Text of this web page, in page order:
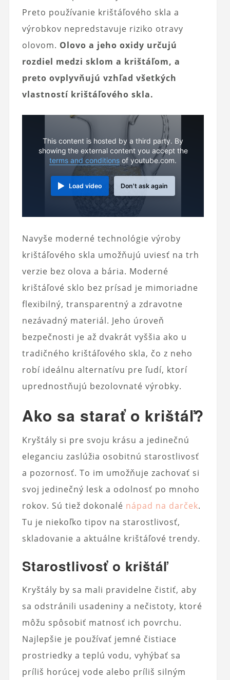
Preto používanie krištáľového skla a
výrobkov nepredstavuje riziko otravy
olovom. Olovo a jeho oxidy určujú
rozdiel medzi sklom a krištáľom, a
preto ovplyvňujú vzhľad všetkých
vlastností krištáľového skla.
This content is hosted by a third party. By
showing the external content you accept the
terms and conditions of youtube.com.
Load video Don't ask again
Navyše moderné technológie výroby
krištáľového skla umožňujú uviesť na trh
verzie bez olova a bária. Moderné
krištáľové sklo bez prísad je mimoriadne
flexibilný, transparentný a zdravotne
nezávadný materiál. Jeho úroveň
bezpečnosti je až dvakrát vyššia ako u
tradičného krištáľového skla, čo z neho
robí ideálnu alternatívu pre ľudí, ktorí
uprednostňujú bezolovnaté výrobky.
Ako sa starať o krištáľ?
Kryštály si pre svoju krásu a jedinečnú
eleganciu zaslúžia osobitnú starostlivosť
a pozornosť. To im umožňuje zachovať si
svoj jedinečný lesk a odolnosť po mnoho
rokov. Sú tiež dokonalé nápad na darček.
Tu je niekoľko tipov na starostlivosť,
skladovanie a aktuálne krištáľové trendy.
Starostlivosť o krištáľ
Kryštály by sa mali pravidelne čistiť, aby
sa odstránili usadeniny a nečistoty, ktoré
môžu spôsobiť matnosť ich povrchu.
Najlepšie je používať jemné čistiace
prostriedky a teplú vodu, vyhýbať sa
príliš horúcej vode alebo príliš silným